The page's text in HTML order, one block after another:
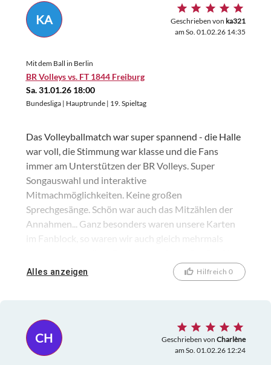
KA Geschrieben von ka321
am So. 01.02.26 14:35
Mit dem Ball in Berlin
BR Volleys vs. FT 1844 Freiburg
Sa. 31.01.26 18:00
Bundesliga | Hauptrunde | 19. Spieltag
Das Volleyballmatch war super spannend - die Halle
war voll, die Stimmung war klasse und die Fans
immer am Unterstützen der BR Volleys. Super
Songauswahl und interaktive
Mitmachmöglichkeiten. Keine großen
Sprechgesänge. Schön war auch das Mitzählen der
Annahmen... Ganz besonders waren unsere Karten
im Fanblock, so waren wir auch gleich mehrmals
Danke!
Alles anzeigen Hilfreich 0
CH Geschrieben von Charlène
am So. 01.02.26 12:24